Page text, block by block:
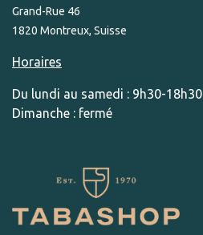
Grand-Rue 46
1820 Montreux, Suisse
Horaires
Du lundi au samedi : 9h30-18h30
Dimanche : fermé